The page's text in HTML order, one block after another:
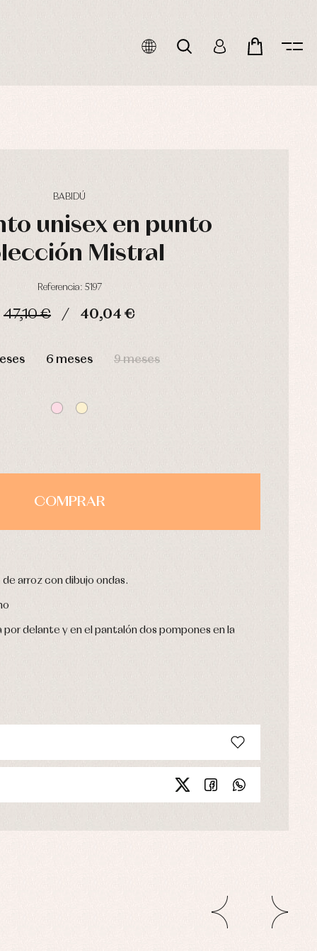
BABIDÚ
unisex en punto
Mistral
Referencia: 5197
47,10 € 40,04 €
6 meses 9 meses
COMPRAR
arroz con dibujo ondas.
delante y en el pantalón dos pompones en la